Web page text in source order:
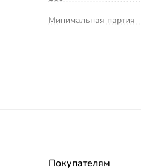
Минимальная партия
Покупателям